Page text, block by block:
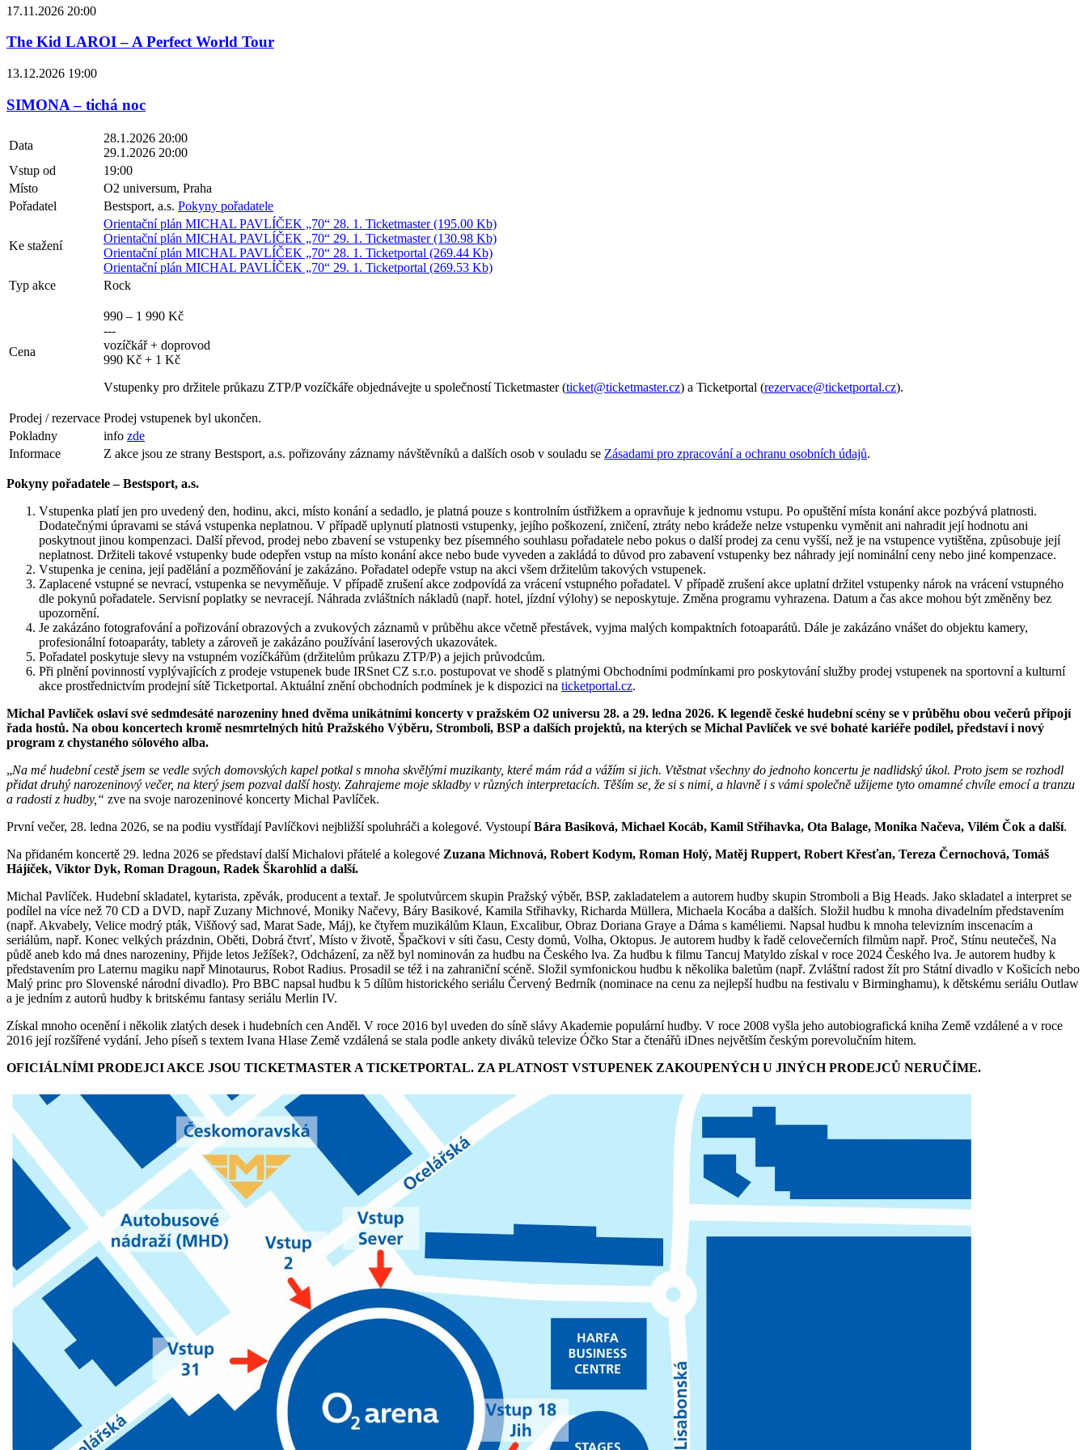
17.11.2026 20:00
The Kid LAROI – A Perfect World Tour
13.12.2026 19:00
SIMONA – tichá noc
Data
28.1.2026 20:00
29.1.2026 20:00
Vstup od
19:00
Místo
O2 universum, Praha
Pořadatel
Bestsport, a.s. Pokyny pořadatele
Ke stažení
Orientační plán MICHAL PAVLÍČEK „70“ 28. 1. Ticketmaster (195.00 Kb)
Orientační plán MICHAL PAVLÍČEK „70“ 29. 1. Ticketmaster (130.98 Kb)
Orientační plán MICHAL PAVLÍČEK „70“ 28. 1. Ticketportal (269.44 Kb)
Orientační plán MICHAL PAVLÍČEK „70“ 29. 1. Ticketportal (269.53 Kb)
Typ akce
Rock
Cena
990 – 1 990 Kč
---
vozíčkář + doprovod
990 Kč + 1 Kč
Vstupenky pro držitele průkazu ZTP/P vozíčkáře objednávejte u společností Ticketmaster (ticket@ticketmaster.cz) a Ticketportal (rezervace@ticketportal.cz).
Prodej / rezervace Prodej vstupenek byl ukončen.
Pokladny
info zde
Informace
Z akce jsou ze strany Bestsport, a.s. pořizovány záznamy návštěvníků a dalších osob v souladu se Zásadami pro zpracování a ochranu osobních údajů.
Pokyny pořadatele – Bestsport, a.s.
Vstupenka platí jen pro uvedený den, hodinu, akci, místo konání a sedadlo, je platná pouze s kontrolním ústřižkem a opravňuje k jednomu vstupu. Po opuštění místa konání akce pozbývá platnosti.
Dodatečnými úpravami se stává vstupenka neplatnou. V případě uplynutí platnosti vstupenky, jejího poškození, zničení, ztráty nebo krádeže nelze vstupenku vyměnit ani nahradit její hodnotu ani
poskytnout jinou kompenzaci. Další převod, prodej nebo zbavení se vstupenky bez písemného souhlasu pořadatele nebo pokus o další prodej za cenu vyšší, než je na vstupence vytištěna, způsobuje její
neplatnost. Držiteli takové vstupenky bude odepřen vstup na místo konání akce nebo bude vyveden a zakládá to důvod pro zabavení vstupenky bez náhrady její nominální ceny nebo jiné kompenzace.
Vstupenka je cenina, její padělání a pozměňování je zakázáno. Pořadatel odepře vstup na akci všem držitelům takových vstupenek.
Zaplacené vstupné se nevrací, vstupenka se nevyměňuje. V případě zrušení akce zodpovídá za vrácení vstupného pořadatel. V případě zrušení akce uplatní držitel vstupenky nárok na vrácení vstupného
dle pokynů pořadatele. Servisní poplatky se nevracejí. Náhrada zvláštních nákladů (např. hotel, jízdní výlohy) se neposkytuje. Změna programu vyhrazena. Datum a čas akce mohou být změněny bez
upozornění.
Je zakázáno fotografování a pořizování obrazových a zvukových záznamů v průběhu akce včetně přestávek, vyjma malých kompaktních fotoaparátů. Dále je zakázáno vnášet do objektu kamery,
profesionální fotoaparáty, tablety a zároveň je zakázáno používání laserových ukazovátek.
Pořadatel poskytuje slevy na vstupném vozíčkářům (držitelům průkazu ZTP/P) a jejich průvodcům.
Při plnění povinností vyplývajících z prodeje vstupenek bude IRSnet CZ s.r.o. postupovat ve shodě s platnými Obchodními podmínkami pro poskytování služby prodej vstupenek na sportovní a kulturní
akce prostřednictvím prodejní sítě Ticketportal. Aktuální znění obchodních podmínek je k dispozici na ticketportal.cz.
Michal Pavlíček oslaví své sedmdesáté narozeniny hned dvěma unikátními koncerty v pražském O2 universu 28. a 29. ledna 2026. K legendě české hudební scény se v průběhu obou večerů připojí
řada hostů. Na obou koncertech kromě nesmrtelných hitů Pražského Výběru, Stromboli, BSP a dalších projektů, na kterých se Michal Pavlíček ve své bohaté kariéře podílel, představí i nový
program z chystaného sólového alba.
„Na mé hudební cestě jsem se vedle svých domovských kapel potkal s mnoha skvělými muzikanty, které mám rád a vážím si jich. Vtěstnat všechny do jednoho koncertu je nadlidský úkol. Proto jsem se rozhodl
přidat druhý narozeninový večer, na který jsem pozval další hosty. Zahrajeme moje skladby v různých interpretacích. Těším se, že si s nimi, a hlavně i s vámi společně užijeme tyto omamné chvíle emocí a tranzu
a radosti z hudby,“ zve na svoje narozeninové koncerty Michal Pavlíček.
První večer, 28. ledna 2026, se na podiu vystřídají Pavlíčkovi nejbližší spoluhráči a kolegové. VystoupíBára Basiková, Michael Kocáb, Kamil Střihavka, Ota Balage, Monika Načeva, Vilém Čok a další.
Na přidaném koncertě 29. ledna 2026 se představí další Michalovi přátelé a kolegové Zuzana Michnová, Robert Kodym, Roman Holý, Matěj Ruppert, Robert Křesťan, Tereza Černochová, Tomáš
Hájíček, Viktor Dyk, Roman Dragoun, Radek Škarohlíd a další.
Michal Pavlíček. Hudební skladatel, kytarista, zpěvák, producent a textař. Je spolutvůrcem skupin Pražský výběr, BSP, zakladatelem a autorem hudby skupin Stromboli a Big Heads. Jako skladatel a interpret se
podílel na více než 70 CD a DVD, např Zuzany Michnové, Moniky Načevy, Báry Basikové, Kamila Střihavky, Richarda Müllera, Michaela Kocába a dalších. Složil hudbu k mnoha divadelním představením
(např. Akvabely, Velice modrý pták, Višňový sad, Marat Sade, Máj), ke čtyřem muzikálům Klaun, Excalibur, Obraz Doriana Graye a Dáma s kaméliemi. Napsal hudbu k mnoha televizním inscenacím a
seriálům, např. Konec velkých prázdnin, Oběti, Dobrá čtvrť, Místo v životě, Špačkovi v síti času, Cesty domů, Volha, Oktopus. Je autorem hudby k řadě celovečerních filmům např. Proč, Stínu neutečeš, Na
půdě aneb kdo má dnes narozeniny, Přijde letos Ježíšek?, Odcházení, za něž byl nominován za hudbu na Českého lva. Za hudbu k filmu Tancuj Matyldo získal v roce 2024 Českého lva. Je autorem hudby k
představením pro Laternu magiku např Minotaurus, Robot Radius. Prosadil se též i na zahraniční scéně. Složil symfonickou hudbu k několika baletům (např. Zvláštní radost žít pro Státní divadlo v Košicích nebo
Malý princ pro Slovenské národní divadlo). Pro BBC napsal hudbu k 5 dílům historického seriálu Červený Bedrník (nominace na cenu za nejlepší hudbu na festivalu v Birminghamu), k dětskému seriálu Outlaw
a je jedním z autorů hudby k britskému fantasy seriálu Merlin IV.
Získal mnoho ocenění i několik zlatých desek i hudebních cen Anděl. V roce 2016 byl uveden do síně slávy Akademie populární hudby. V roce 2008 vyšla jeho autobiografická kniha Země vzdálené a v roce
2016 její rozšířené vydání. Jeho píseň s textem Ivana Hlase Země vzdálená se stala podle ankety diváků televize Óčko Star a čtenářů iDnes největším českým porevolučním hitem.
OFICIÁLNÍMI PRODEJCI AKCE JSOU TICKETMASTER A TICKETPORTAL. ZA PLATNOST VSTUPENEK ZAKOUPENÝCH U JINÝCH PRODEJCŮ NERUČÍME.